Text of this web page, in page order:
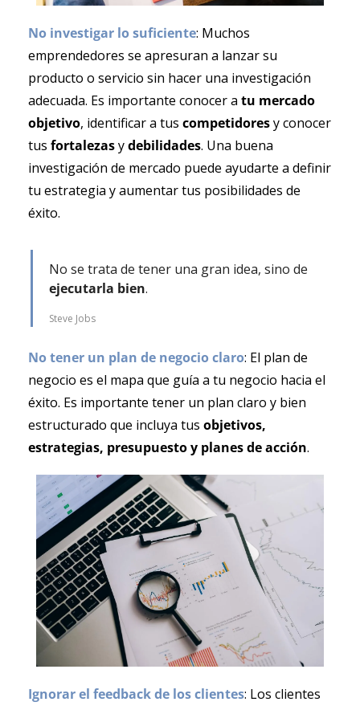
No investigar lo suficiente: Muchos
emprendedores se apresuran a lanzar su
producto o servicio sin hacer una investigación
adecuada. Es importante conocer a tu mercado
objetivo, identificar a tus competidores y conocer
tus fortalezas y debilidades. Una buena
investigación de mercado puede ayudarte a definir
tu estrategia y aumentar tus posibilidades de
éxito.
ejecutarla bien.
Steve Jobs
No tener un plan de negocio claro: El plan de
negocio es el mapa que guía a tu negocio hacia el
éxito. Es importante tener un plan claro y bien
estructurado que incluya tus objetivos,
estrategias, presupuesto y planes de acción.
Ignorar el feedback de los clientes: Los clientes